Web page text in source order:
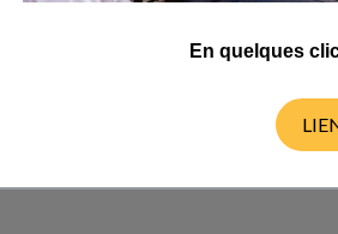
à ces questions.
portée à cette lettre,
En quelques